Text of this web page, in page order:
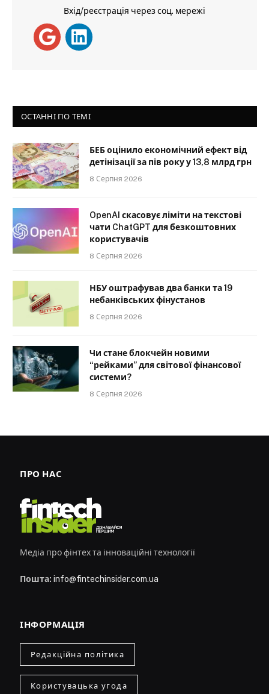
Вхід/реєстрація через соц. мережі
ОСТАННІ ПО ТЕМІ
БЕБ оцінило економічний ефект від
детінізації за пів року у 13,8 млрд грн
8 Серпня 2026
OpenAI скасовує ліміти на текстові
чати ChatGPT для безкоштовних
користувачів
8 Серпня 2026
НБУ оштрафував два банки та 19
небанківських фінустанов
8 Серпня 2026
Чи стане блокчейн новими
“рейками” для світової фінансової
системи?
8 Серпня 2026
ПРО НАС
Медіа про фінтех та інноваційні технології
Пошта: info@fintechinsider.com.ua
ІНФОРМАЦІЯ
Редакційна політика
Користувацька угода